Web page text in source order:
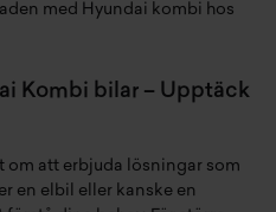
med Hyundai kombi hos
Kombi bilar – Upptäck
om att erbjuda lösningar som
en elbil eller kanske en